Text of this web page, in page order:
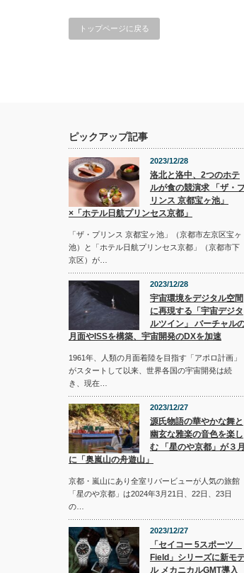
トップページに戻る
ピックアップ記事
2023/12/28
洛北と洛中、2つのホテ
ルが食の競演求 「ザ・
リンス 京都宝ヶ池」
×「ホテル日航プリンセス京都」
「ザ・プリンス 京都宝ヶ池」（京都市左京区宝ヶ
池）と「ホテル日航プリンセス京都」（京都市下
京区）が…
2023/12/28
宇宙環境をデジタル空間
に再現する「宇宙デジタ
ルツイン」 バーチャル
月面やISSを構築、宇宙開発のDXを加速
1961年、人類の月面着陸を目指す「アポロ計画」
がスタートして以来、世界各国の宇宙開発は続
き、現在…
2023/12/27
源氏物語の華やかな舞と
幽玄な雅楽の音色を楽し
む 「星のや京都」が３月
に「奥嵐山の舟遊山」
京都・嵐山にあり全室リバービューが人気の旅館
「星のや京都」は2024年3月21日、22日、23日
の…
2023/12/27
「セイコー 5スポーツ
Field」シリーズに新モ
ル メカニカルGMT導入